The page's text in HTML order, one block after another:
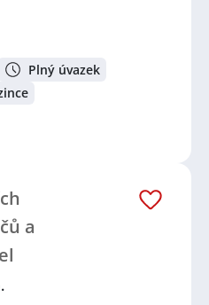
Plný úvazek
a